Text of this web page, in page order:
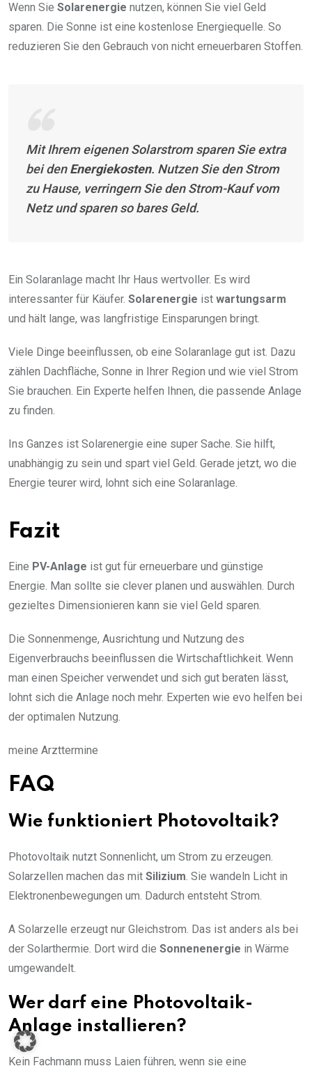
Wenn Sie Solarenergie nutzen, können Sie viel Geld
sparen. Die Sonne ist eine kostenlose Energiequelle. So
reduzieren Sie den Gebrauch von nicht erneuerbaren Stoffen.
Mit Ihrem eigenen Solarstrom sparen Sie extra
bei denEnergiekosten. Nutzen Sie den Strom
zu Hause, verringern Sie den Strom-Kauf vom
Netz und sparen so bares Geld.
Ein Solaranlage macht Ihr Haus wertvoller. Es wird
interessanter für Käufer. Solarenergie ist wartungsarm
und hält lange, was langfristige Einsparungen bringt.
Viele Dinge beeinflussen, ob eine Solaranlage gut ist. Dazu
zählen Dachfläche, Sonne in Ihrer Region und wie viel Strom
Sie brauchen. Ein Experte helfen Ihnen, die passende Anlage
zu finden.
Ins Ganzes ist Solarenergie eine super Sache. Sie hilft,
unabhängig zu sein und spart viel Geld. Gerade jetzt, wo die
Energie teurer wird, lohnt sich eine Solaranlage.
Fazit
Eine PV-Anlage ist gut für erneuerbare und günstige
Energie. Man sollte sie clever planen und auswählen. Durch
gezieltes Dimensionieren kann sie viel Geld sparen.
Die Sonnenmenge, Ausrichtung und Nutzung des
Eigenverbrauchs beeinflussen die Wirtschaftlichkeit. Wenn
man einen Speicher verwendet und sich gut beraten lässt,
lohnt sich die Anlage noch mehr. Experten wie evo helfen bei
der optimalen Nutzung.
meine Arzttermine
FAQ
Wie funktioniert Photovoltaik?
Photovoltaik nutzt Sonnenlicht, um Strom zu erzeugen.
Solarzellen machen das mit Silizium. Sie wandeln Licht in
Elektronenbewegungen um. Dadurch entsteht Strom.
A Solarzelle erzeugt nur Gleichstrom. Das ist anders als bei
der Solarthermie. Dort wird die Sonnenenergie in Wärme
umgewandelt.
Wer darf eine Photovoltaik-
Anlage installieren?
Kein Fachmann muss Laien führen, wenn sie eine